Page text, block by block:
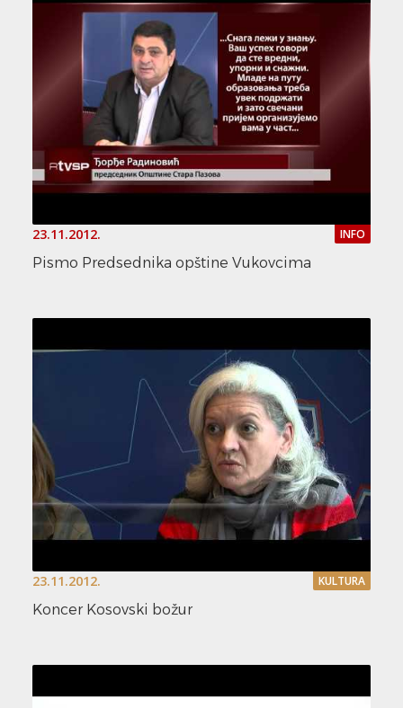
23.11.2012. INFO
Pismo Predsednika opštine Vukovcima
23.11.2012. KULTURA
Koncer Kosovski božur